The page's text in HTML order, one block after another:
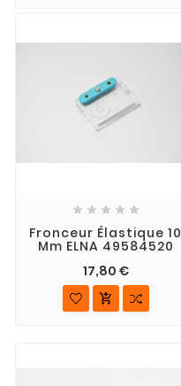
    
Fronceur Élastique 10
Mm ELNA 49584520
17,80 €
